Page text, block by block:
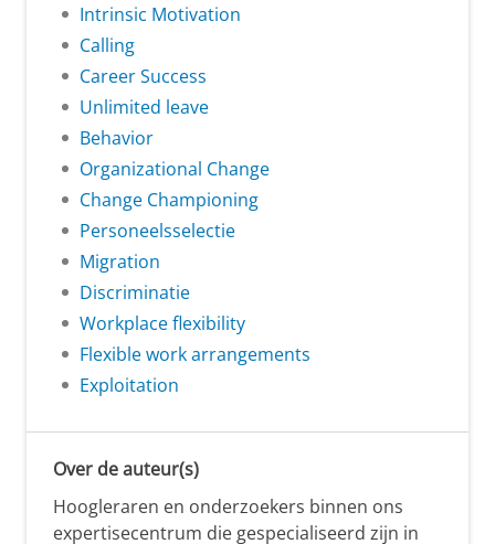
Intrinsic Motivation
Calling
Career Success
Unlimited leave
Behavior
Organizational Change
Change Championing
Personeelsselectie
Migration
Discriminatie
Workplace flexibility
Flexible work arrangements
Exploitation
Over de auteur(s)
Hoogleraren en onderzoekers binnen ons
expertisecentrum die gespecialiseerd zijn in